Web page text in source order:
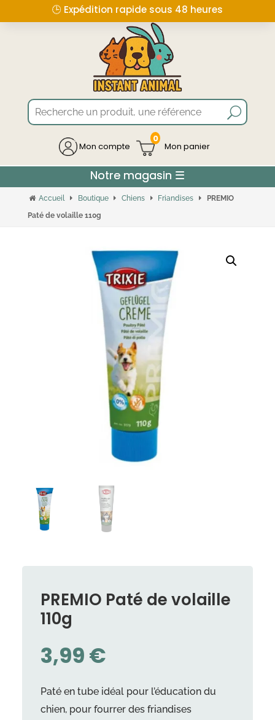
🕒 Expédition rapide sous 48 heures
Mon compte
0
Accueil Boutique Chiens Friandises
PREMIO
Paté de volaille 110g
PREMIO Paté de volaille
110g
3,99€
Paté en tube idéal pour l’éducation du
chien, pour fourrer des friandises